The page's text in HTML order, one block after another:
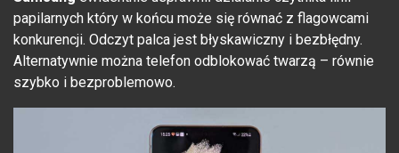
papilarnych który w końcu może się równać z flagowcami
konkurencji. Odczyt palca jest błyskawiczny i bezbłędny.
Alternatywnie można telefon odblokować twarzą – równie
szybko i bezproblemowo.